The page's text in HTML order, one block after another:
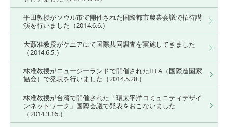
平田教授がソウル市で開催された国際都市農業会議で招待講
演を行いました（2014.6.6.）
大藪准教授がケニアにて国際共同調査を実施してきました
（2014.6.5.）
林准教授がニュージーランドで開催されたIFLA（国際造園家
協会）で発表を行いました（2014.5.28.）
林准教授が台湾で開催された「環太平洋コミュニティデザイ
ンネットワーク」国際会議で発表をおこないました
（2014.3.16.）